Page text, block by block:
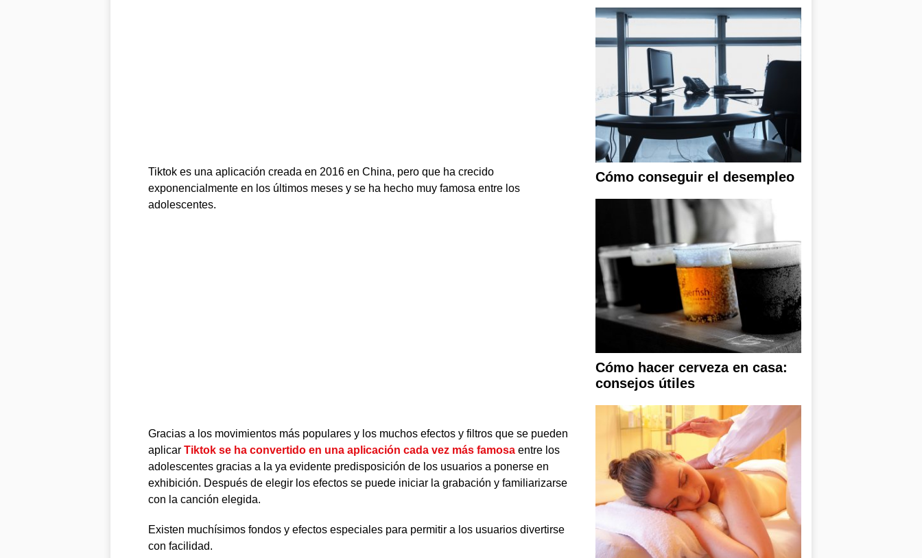
Tiktok es una aplicación creada en 2016 en China, pero que ha crecido
exponencialmente en los últimos meses y se ha hecho muy famosa entre los
adolescentes.
Gracias a los movimientos más populares y los muchos efectos y filtros que se pueden
aplicar Tiktok se ha convertido en una aplicación cada vez más famosa entre los
adolescentes gracias a la ya evidente predisposición de los usuarios a ponerse en
exhibición. Después de elegir los efectos se puede iniciar la grabación y familiarizarse
con la canción elegida.
Existen muchísimos fondos y efectos especiales para permitir a los usuarios divertirse
con facilidad.
Cómo conseguir el desempleo
Cómo hacer cerveza en casa:
consejos útiles